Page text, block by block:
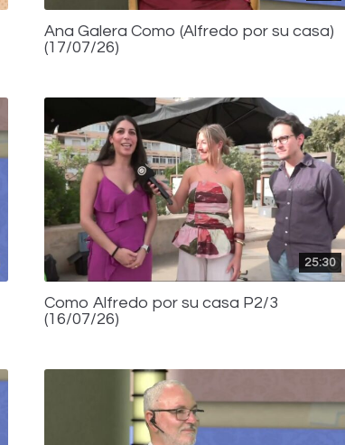
Ana Galera Como (Alfredo por su casa)
(17/07/26)
25:30
Como Alfredo por su casa P2/3
(16/07/26)